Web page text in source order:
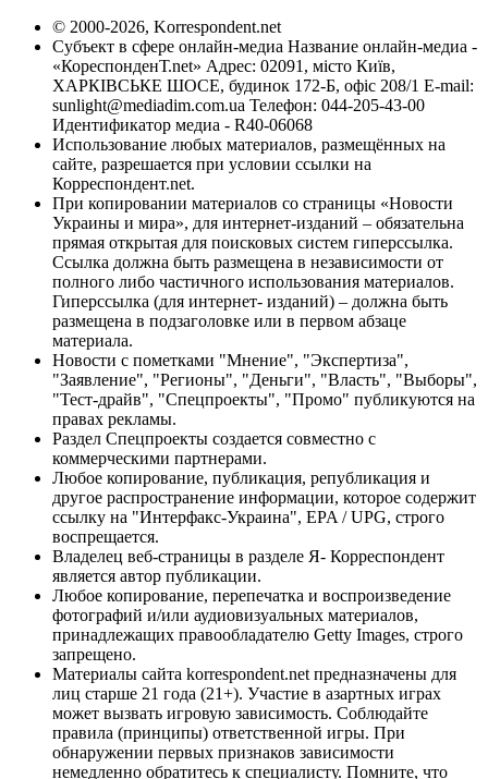
© 2000-2026, Korrespondent.net
Субъект в сфере онлайн-медиа Название онлайн-медиа -
«КореспонденТ.net» Адрес: 02091, місто Київ,
ХАРКІВСЬКЕ ШОСЕ, будинок 172-Б, офіс 208/1 E-mail:
sunlight@mediadim.com.ua Телефон: 044-205-43-00
Идентификатор медиа - R40-06068
Использование любых материалов, размещённых на
сайте, разрешается при условии ссылки на
Корреспондент.net.
При копировании материалов со страницы «Новости
Украины и мира», для интернет-изданий – обязательна
прямая открытая для поисковых систем гиперссылка.
Ссылка должна быть размещена в независимости от
полного либо частичного использования материалов.
Гиперссылка (для интернет- изданий) – должна быть
размещена в подзаголовке или в первом абзаце
материала.
Новости с пометками "Мнение", "Экспертиза",
"Заявление", "Регионы", "Деньги", "Власть", "Выборы",
"Тест-драйв", "Спецпроекты", "Промо" публикуются на
правах рекламы.
Раздел Спецпроекты создается совместно с
коммерческими партнерами.
Любое копирование, публикация, републикация и
другое распространение информации, которое содержит
ссылку на "Интерфакс-Украина", EPA / UPG, строго
воспрещается.
Владелец веб-страницы в разделе Я- Корреспондент
является автор публикации.
Любое копирование, перепечатка и воспроизведение
фотографий и/или аудиовизуальных материалов,
принадлежащих правообладателю Getty Images, строго
запрещено.
Материалы сайта korrespondent.net предназначены для
лиц старше 21 года (21+). Участие в азартных играх
может вызвать игровую зависимость. Соблюдайте
правила (принципы) ответственной игры. При
обнаружении первых признаков зависимости
немедленно обратитесь к специалисту. Помните, что